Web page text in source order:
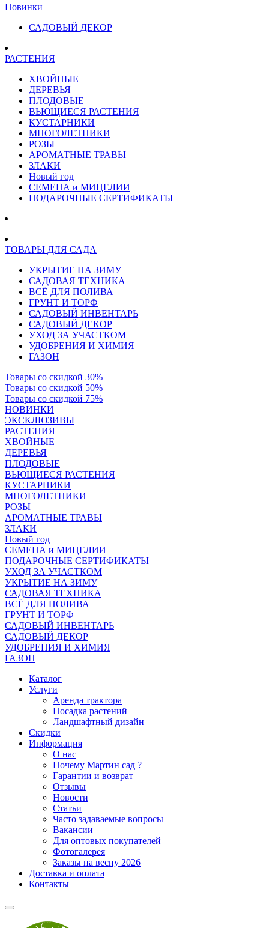
Новинки
САДОВЫЙ ДЕКОР
РАСТЕНИЯ
ХВОЙНЫЕ
ДЕРЕВЬЯ
ПЛОДОВЫЕ
ВЬЮЩИЕСЯ РАСТЕНИЯ
КУСТАРНИКИ
МНОГОЛЕТНИКИ
РОЗЫ
АРОМАТНЫЕ ТРАВЫ
ЗЛАКИ
Новый год
СЕМЕНА и МИЦЕЛИИ
ПОДАРОЧНЫЕ СЕРТИФИКАТЫ
ТОВАРЫ ДЛЯ САДА
УКРЫТИЕ НА ЗИМУ
САДОВАЯ ТЕХНИКА
ВСЁ ДЛЯ ПОЛИВА
ГРУНТ И ТОРФ
САДОВЫЙ ИНВЕНТАРЬ
САДОВЫЙ ДЕКОР
УХОД ЗА УЧАСТКОМ
УДОБРЕНИЯ И ХИМИЯ
ГАЗОН
Товары со скидкой 30%
Товары со скидкой 50%
Товары со скидкой 75%
НОВИНКИ
ЭКСКЛЮЗИВЫ
РАСТЕНИЯ
ХВОЙНЫЕ
ДЕРЕВЬЯ
ПЛОДОВЫЕ
ВЬЮЩИЕСЯ РАСТЕНИЯ
КУСТАРНИКИ
МНОГОЛЕТНИКИ
РОЗЫ
АРОМАТНЫЕ ТРАВЫ
ЗЛАКИ
Новый год
СЕМЕНА и МИЦЕЛИИ
ПОДАРОЧНЫЕ СЕРТИФИКАТЫ
УХОД ЗА УЧАСТКОМ
УКРЫТИЕ НА ЗИМУ
САДОВАЯ ТЕХНИКА
ВСЁ ДЛЯ ПОЛИВА
ГРУНТ И ТОРФ
САДОВЫЙ ИНВЕНТАРЬ
САДОВЫЙ ДЕКОР
УДОБРЕНИЯ И ХИМИЯ
ГАЗОН
Каталог
Услуги
Аренда трактора
Посадка растений
Ландшафтный дизайн
Скидки
Информация
О нас
Почему Мартин сад ?
Гарантии и возврат
Отзывы
Новости
Статьи
Часто задаваемые вопросы
Вакансии
Для оптовых покупателей
Фотогалерея
Заказы на весну 2026
Доставка и оплата
Контакты